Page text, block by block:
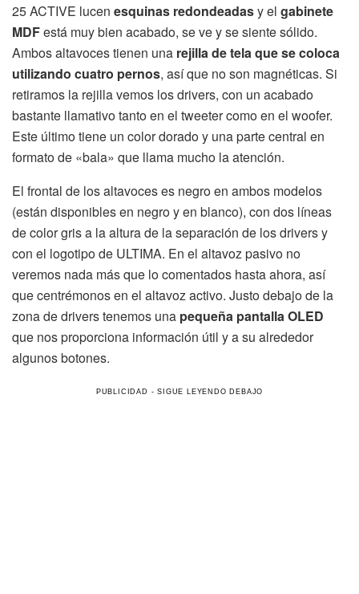
25 ACTIVE lucen esquinas redondeadasy el gabinete
MDFestá muy bien acabado, se ve y se siente sólido.
Ambos altavoces tienen una rejilla de tela que se coloca
utilizando cuatro pernos, así que no son magnéticas. Si
retiramos la rejilla vemos los drivers, con un acabado
bastante llamativo tanto en el tweeter como en el woofer.
Este último tiene un color dorado y una parte central en
formato de «bala» que llama mucho la atención.
El frontal de los altavoces es negro en ambos modelos
(están disponibles en negro y en blanco), con dos líneas
de color gris a la altura de la separación de los drivers y
con el logotipo de ULTIMA. En el altavoz pasivo no
veremos nada más que lo comentados hasta ahora, así
que centrémonos en el altavoz activo. Justo debajo de la
zona de drivers tenemos una pequeña pantalla OLED
que nos proporciona información útil y a su alrededor
algunos botones.